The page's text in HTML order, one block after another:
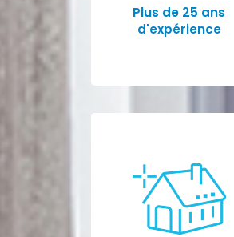
Plus de 25 ans
d'expérience